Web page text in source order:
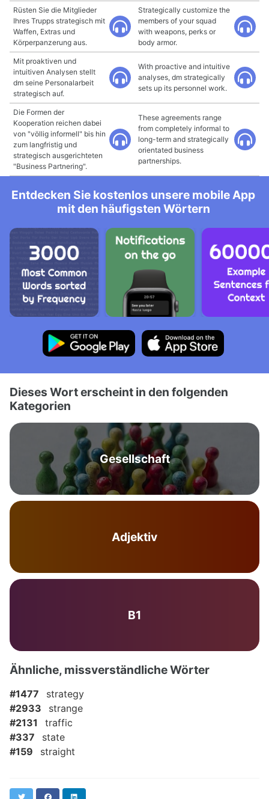
Rüsten Sie die Mitglieder
Ihres Trupps strategisch mit
Waffen, Extras und
Körperpanzerung aus.
Strategically customize the
members of your squad
with weapons, perks or
body armor.
Mit proaktiven und
intuitiven Analysen stellt
dm seine Personalarbeit
strategisch auf.
With proactive and intuitive
analyses, dm strategically
sets up its personnel work.
Die Formen der
Kooperation reichen dabei
von "völlig informell" bis hin
zum langfristig und
strategisch ausgerichteten
"Business Partnering".
These agreements range
from completely informal to
long-term and strategically
orientated business
partnerships.
Entdecken Sie kostenlos unsere mobile App
mit den häufigsten Wörtern
Dieses Wort erscheint in den folgenden
Kategorien
Gesellschaft
Adjektiv
B1
Ähnliche, missverständliche Wörter
#1477
strategy
#2933
strange
#2131
traffic
#337
state
#159
straight
Twitter Facebook